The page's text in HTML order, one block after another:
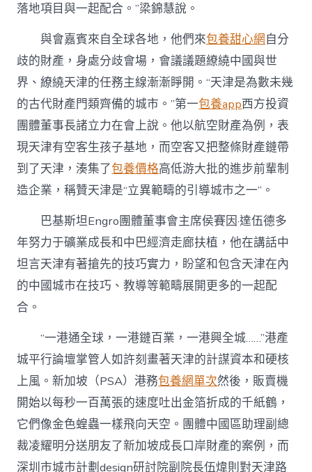
落地項目與一起配合。”梁錦慧說。
與會嘉賓來自全球各地，他們來包養甜心網自分
歧的財產，身處分歧會場，會議議題繚繞中國與世
界、繚繞天津的任務主線漸漸睜開。“天津是為數未幾
的古代財產門類齊備的城市。”第一包養app西方投資
團體董事長諸立力在會上說。他以航空財產為例，表
現天津有空客生孩子基地，而空客又把整條財產鏈帶
到了天津，湊集了包養價格高低游大批的進步前輩制
造企業，稱贊天津是“立異範疇的引導城市之一”。
巴基斯坦Engro團體董事會主席侯賽因·達伍德多
年努力于礦業成長和中巴經濟走廊扶植，他在講話中
坦言天津有著搶先的技巧實力，盼望和包含天津在內
的中國城市在技巧、教導等範疇展開更多的一起配
合。
“一港通全球，一港鏈百業，一港興全城……”港產
城平行論壇掌管人如許刻畫著天津的計謀資本和硬核
上風。新加坡（PSA）港務包養網單次然後，販賣機
開始以每秒一百萬張的速度吐出金箔折成的千紙鶴，
它們像金色蝗蟲一樣飛向天空。團體中國區助理副總
裁凌耀明分送朋友了新加坡成長口岸財產的案例，而
深圳市城市計劃design研討院副院長伍煒則對天津路